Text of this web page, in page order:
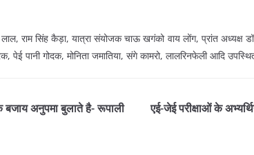
राम सिंह कैड़ा, यात्रा संयोजक चाऊ खगंको वाय लोंग, प्रांत अध्यक्ष
पेई पानी गोदक, मोनिता जमातिया, संगे कामरो, लालरिनफेली आदि
बजाय अनुपमा बुलाते है- रूपाली
एई-जेई परीक्षाओं के